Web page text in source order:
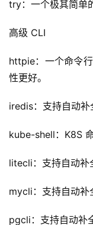
try：一个极其简单
高级 CLI
httpie：一个命令
性更好。
iredis：支持自动补
kube-shell：K8S
litecli：支持自动补
mycli：支持自动补
pgcli：支持自动补